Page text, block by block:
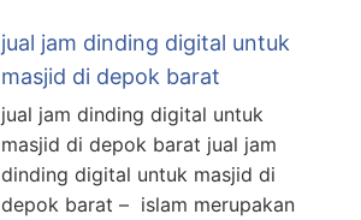
jual jam dinding digital untuk
masjid di depok barat
jual jam dinding digital untuk
masjid di depok barat jual jam
dinding digital untuk masjid di
depok barat – islam merupakan